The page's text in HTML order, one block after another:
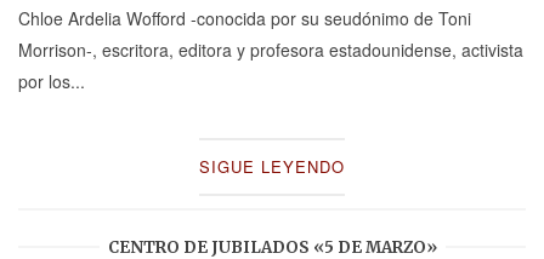
Chloe Ardelia Wofford -conocida por su seudónimo de Toni
Morrison-, escritora, editora y profesora estadounidense, activista
por los...
SIGUE LEYENDO
CENTRO DE JUBILADOS «5 DE MARZO»